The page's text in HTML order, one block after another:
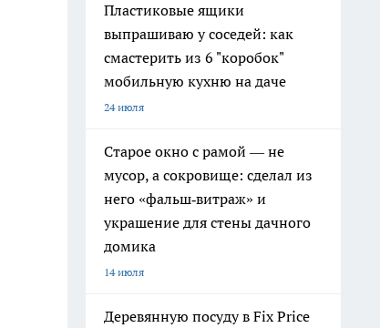
Пластиковые ящики
выпрашиваю у соседей: как
смастерить из 6 "коробок"
мобильную кухню на даче
24 июля
Старое окно с рамой — не
мусор, а сокровище: сделал из
него «фальш‑витраж» и
украшение для стены дачного
домика
14 июля
Деревянную посуду в Fix Price